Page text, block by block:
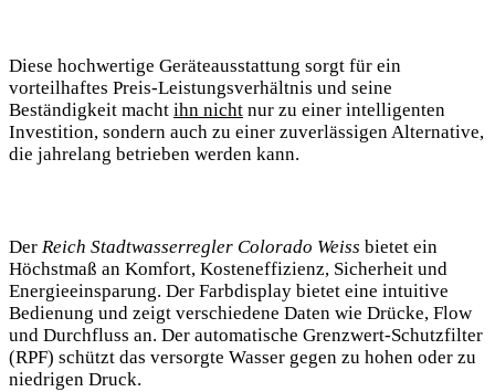
Diese hochwertige Geräteausstattung sorgt für ein
vorteilhaftes Preis-Leistungsverhältnis und seine
Beständigkeit macht ihn nicht nur zu einer intelligenten
Investition, sondern auch zu einer zuverlässigen Alternative,
die jahrelang betrieben werden kann.
Der Reich Stadtwasserregler Colorado Weiss bietet ein
Höchstmaß an Komfort, Kosteneffizienz, Sicherheit und
Energieeinsparung. Der Farbdisplay bietet eine intuitive
Bedienung und zeigt verschiedene Daten wie Drücke, Flow
und Durchfluss an. Der automatische Grenzwert-Schutzfilter
(RPF) schützt das versorgte Wasser gegen zu hohen oder zu
niedrigen Druck.